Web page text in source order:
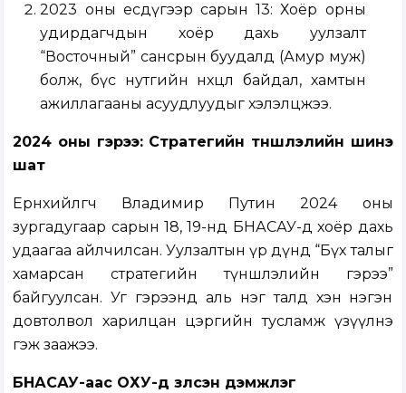
2023 оны есдүгээр сарын 13: Хоёр орны
удирдагчдын хоёр дахь уулзалт
“Восточный” сансрын буудалд (Амур муж)
болж, бүс нутгийн нөхцөл байдал, хамтын
ажиллагааны асуудлуудыг хэлэлцжээ.
2024 оны гэрээ: Стратегийн түншлэлийн шинэ
шат
Ерөнхийлөгч Владимир Путин 2024 оны
зургадугаар сарын 18, 19-нд БНАСАУ-д хоёр дахь
удаагаа айлчилсан. Уулзалтын үр дүнд “Бүх талыг
хамарсан стратегийн түншлэлийн гэрээ”
байгуулсан. Уг гэрээнд аль нэг талд хэн нэгэн
довтолвол харилцан цэргийн тусламж үзүүлнэ
гэж заажээ.
БНАСАУ-аас ОХУ-д үзүүлсэн дэмжлэг